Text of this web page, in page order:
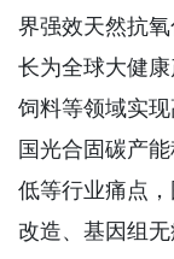
界强效天然抗
长为全球大健
饲料等领域实
国光合固碳产
低等行业痛点
改造、基因组